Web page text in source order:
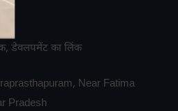
डेवलपमेंट का लिंक
Near Fatima
Pradesh